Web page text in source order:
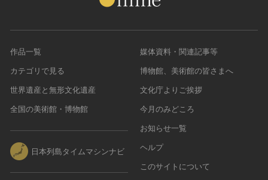
作品一覧
カテゴリで見る
世界遺産と無形文化遺産
全国の美術館・博物館
日本列島タイムマシンナビ
媒体資料・関連記事等
博物館、美術館の皆さまへ
文化庁よりご挨拶
今月のみどころ
お知らせ一覧
ヘルプ
このサイトについて